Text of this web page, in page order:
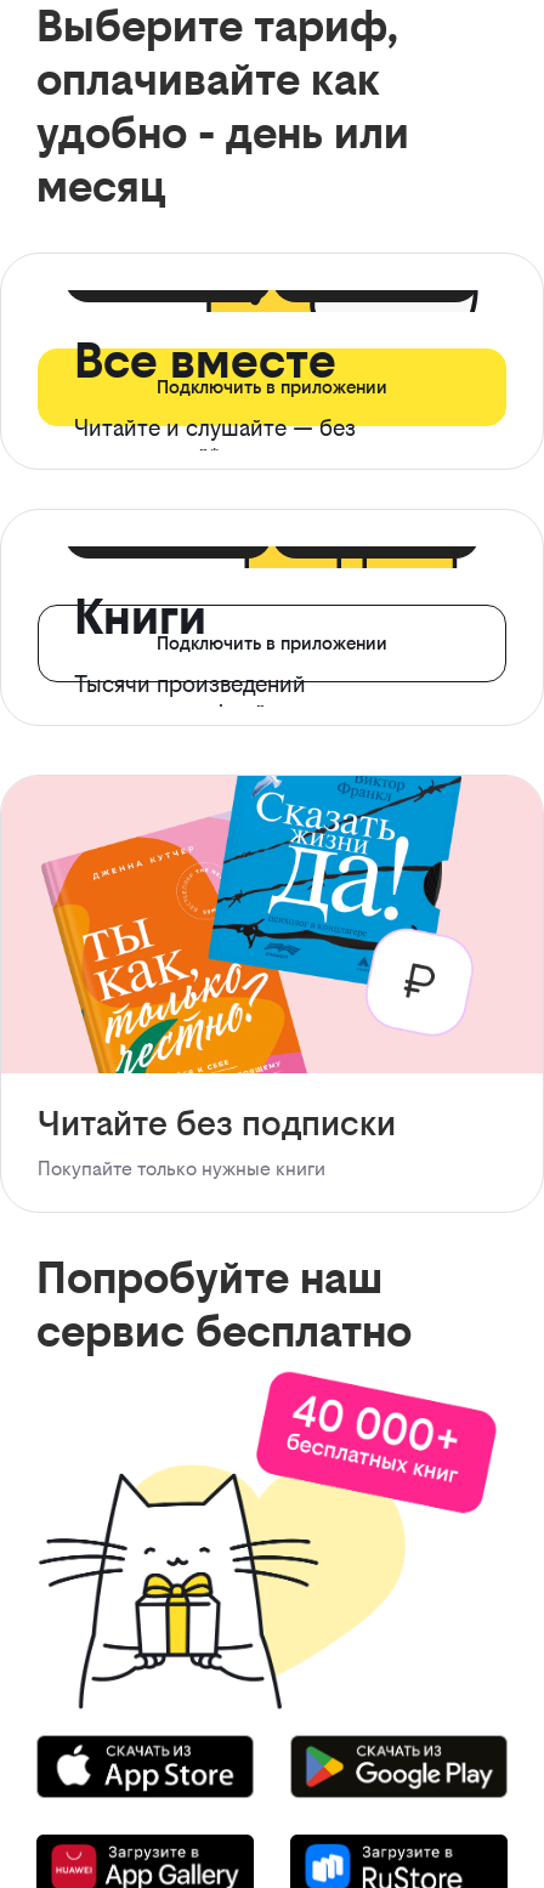
Выберите тариф,
оплачивайте как
удобно - день или
месяц
Все вместе
Читайте и слушайте — без
ограничений*
Подключить в приложении
Книги
Тысячи произведений
с доступом офлайн
Подключить в приложении
Читайте без подписки
Покупайте только нужные книги
Попробуйте наш
сервис бесплатно